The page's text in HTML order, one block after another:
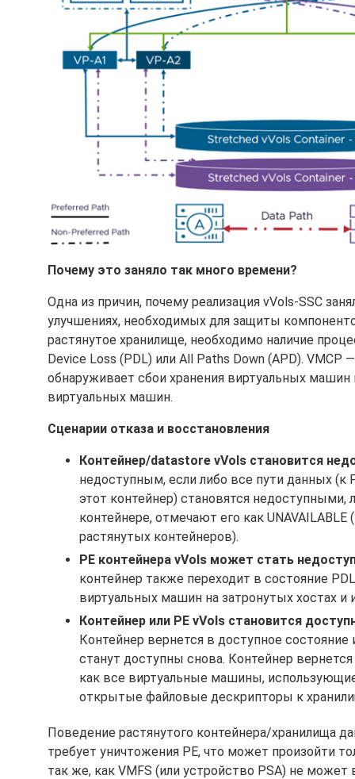
Почему это заняло так много времени?
Одна из причин, почему реализация vVols-SSC
улучшениях, необходимых для защиты
растянутое хранилище, необходимо наличие
Device Loss (PDL) или All Paths Down (APD).
обнаруживает сбои хранения виртуальных
виртуальных машин.
Сценарии отказа и восстановления
Контейнер/datastore vVols становится
недоступным, если либо все пути данных (к
этот контейнер) становятся
контейнере, отмечают его как
растянутых контейнеров).
PE контейнера vVols может стать
контейнер также переходит в состояние
виртуальных машин на затронутых хостах и
Контейнер или PE vVols становится
Контейнер вернется в доступное состояние
станут доступны снова. Контейнер
как все виртуальные машины,
открытые файловые дескрипторы к
Поведение растянутого контейнера/хранилища
требует уничтожения PE, что может произойти
так же, как VMFS (или устройство PSA) не